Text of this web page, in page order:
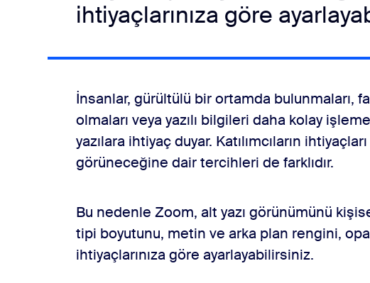
ihtiyaçlarınıza göre
İnsanlar, gürültülü bir ortamda bulunmaları,
olmaları veya yazılı bilgileri daha kolay
yazılara ihtiyaç duyar. Katılımcıların
görüneceğine dair tercihleri de farklıdır.
Bu nedenle Zoom, alt yazı görünümünü
tipi boyutunu, metin ve arka plan rengini,
ihtiyaçlarınıza göre ayarlayabilirsiniz.